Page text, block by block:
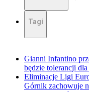
Tagi
Gianni Infantino
będzie tolerancji
Eliminacje Ligi
Górnik zachowuje